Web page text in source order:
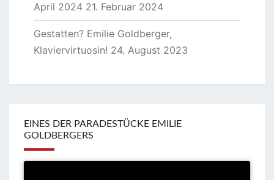
April 2024 21. Februar 2024
Gestatten? Emilie Goldberger,
Klaviervirtuosin! 24. August 2023
EINES DER PARADESTÜCKE EMILIE
GOLDBERGERS